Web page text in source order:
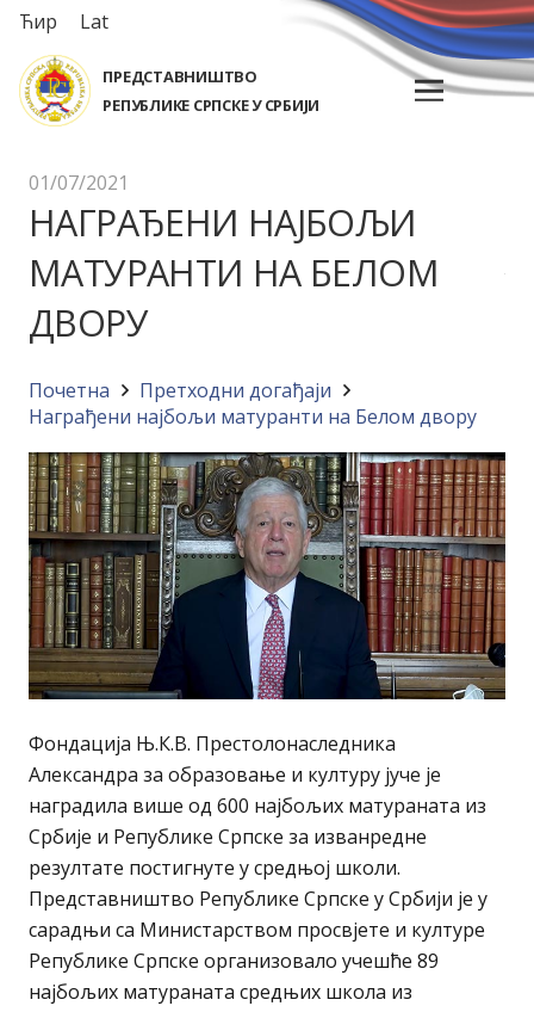
Ћир Lat
ПРЕДСТАВНИШТВО
РЕПУБЛИКЕ СРПСКЕ У СРБИЈИ
01/07/2021
НАГРАЂЕНИ НАЈБОЉИ
МАТУРАНТИ НА БЕЛОМ
ДВОРУ
Почетна
Претходни догађаји
Награђени најбољи матуранти на Белом двору
Фондација Њ.К.В. Престолонаследника
Александра за образовање и културу јуче је
наградила више од 600 најбољих матураната из
Србије и Републике Српске за изванредне
резултате постигнуте у средњој школи.
Представништво Републике Српске у Србији је у
сарадњи са Министарством просвјете и културе
Републике Српске организовало учешће 89
најбољих матураната средњих школа из